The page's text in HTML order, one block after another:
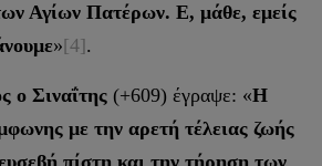
Αγίων Πατέρων. Ε, μάθε, εμείς
»[4].
ο Σιναΐτης (+609) έγραψε: «Η
με την αρετή τέλειας ζωής
πίστη και την τήρηση των